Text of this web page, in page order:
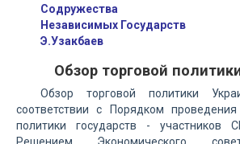
Содружества
Независимых Государств
Э.Узакбаев
Обзор торговой
Обзор торговой политики
соответствии с Порядком
политики государств - участников